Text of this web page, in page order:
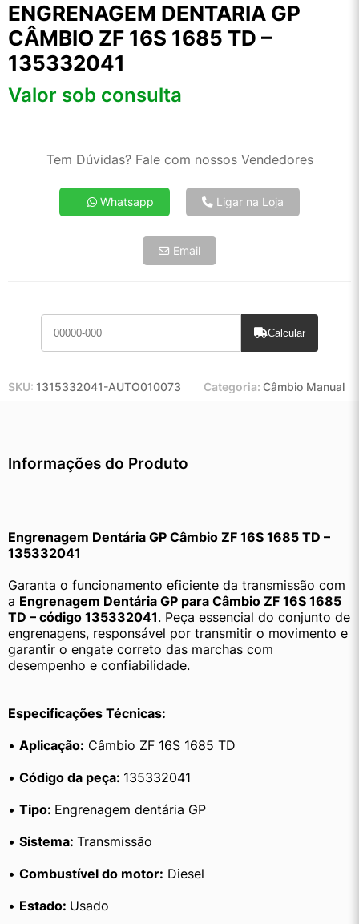
ENGRENAGEM DENTARIA GP
CÂMBIO ZF 16S 1685 TD –
135332041
Valor sob consulta
Tem Dúvidas? Fale com nossos Vendedores
Whatsapp Ligar na Loja
Email
Calcular
SKU: 1315332041-AUTO010073 Categoria: Câmbio Manual
Informações do Produto
Engrenagem Dentária GP Câmbio ZF 16S 1685 TD –
135332041
Garanta o funcionamento eficiente da transmissão com
a Engrenagem Dentária GP para Câmbio ZF 16S 1685
TD – código 135332041. Peça essencial do conjunto de
engrenagens, responsável por transmitir o movimento e
garantir o engate correto das marchas com
desempenho e confiabilidade.
Especificações Técnicas:
• Aplicação: Câmbio ZF 16S 1685 TD
• Código da peça: 135332041
• Tipo: Engrenagem dentária GP
• Sistema: Transmissão
• Combustível do motor: Diesel
• Estado: Usado